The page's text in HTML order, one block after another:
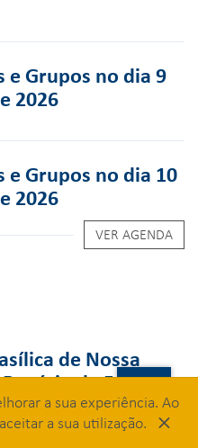
e Grupos no dia 9
2026
e Grupos no dia 10
2026
VER AGENDA
de Nossa
de Fátima
a sua experiência. Ao
a sua utilização. ×